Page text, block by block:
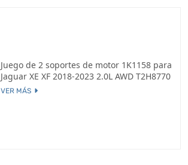
Juego de 2 soportes de motor 1K1158 para
Jaguar XE XF 2018-2023 2.0L AWD T2H8770
VER MÁS